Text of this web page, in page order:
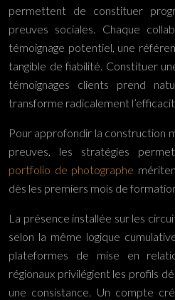
permettent de constituer
preuves sociales. Chaque
témoignage potentiel, une
tangible de fiabilité. Constituer
témoignages clients prend
transforme radicalement
Pour approfondir la construction
preuves, les stratégies
portfolio de photographe
dès les premiers mois de
La présence installée sur les
selon la même logique
plateformes de mise en
régionaux privilégient les profils
une consistance. Un compte